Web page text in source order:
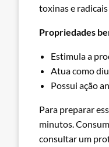
toxinas e
Propriedades
Estimula a
Atua como
Possui ação
Para preparar
minutos.
consultar um